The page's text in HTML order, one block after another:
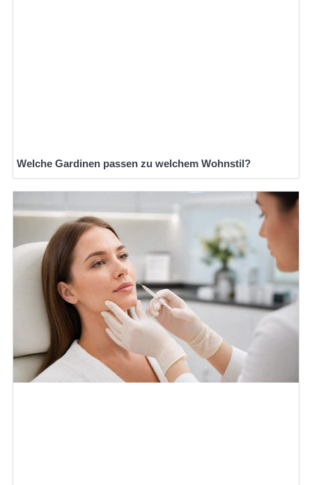
Welche Gardinen passen zu welchem Wohnstil?